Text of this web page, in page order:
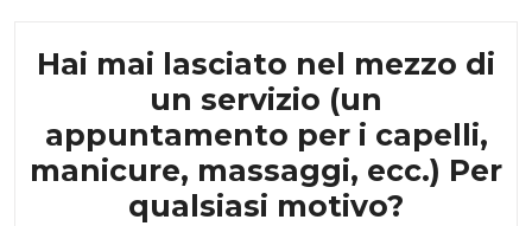
Category
Hai mai lasciato nel mezzo di
un servizio (un
appuntamento per i capelli,
manicure, massaggi, ecc.) Per
qualsiasi motivo?